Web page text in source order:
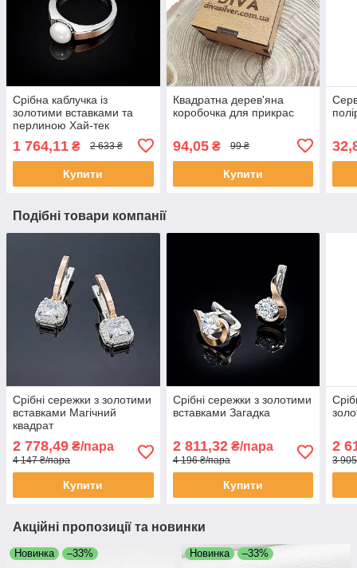
Срібна каблучка із
золотими вставками та
перлиною Хай-тек
1 764,11 ₴ 2 633 ₴
Купити
Квадратна дерев'яна
коробочка для прикрас
94,05₴ 99 ₴
Купити
Подібні товари компанії
Срібні сережки з золотими
вставками Магічний
квадрат
2 778,49 ₴/пара
4 147 ₴/пара
Купити
Срібні сережки з золотими
вставками Загадка
2 811,32₴/пара
4 196 ₴/пара
Купити
2
3
Акційні пропозиції та новинки
Новинка –33% Новинка –33%